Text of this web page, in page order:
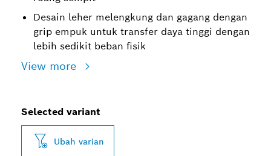
Desain leher melengkung dan gagang dengan
grip empuk untuk transfer daya tinggi dengan
lebih sedikit beban fisik
View more
Selected variant
Ubah varian